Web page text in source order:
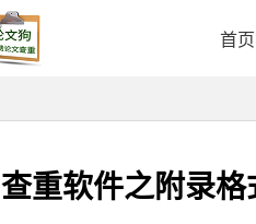
首页
查重软件之附录格